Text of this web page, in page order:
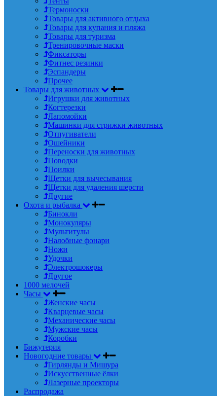
Термоноски
Товары для активного отдыха
Товары для купания и пляжа
Товары для туризма
Тренировочные маски
Фиксаторы
Фитнес резинки
Эспандеры
Прочее
Товары для животных
Игрушки для животных
Когтерезки
Лапомойки
Машинки для стрижки животных
Отпугиватели
Ошейники
Переноски для животных
Поводки
Поилки
Щетки для вычесывания
Щетки для удаления шерсти
Другие
Охота и рыбалка
Бинокли
Монокуляры
Мультитулы
Налобные фонари
Ножи
Удочки
Электрошокеры
Другое
1000 мелочей
Часы
Женские часы
Кварцевые часы
Механические часы
Мужские часы
Коробки
Бижутерия
Новогодние товары
Гирлянды и Мишура
Искусственные ёлки
Лазерные проекторы
Распродажа